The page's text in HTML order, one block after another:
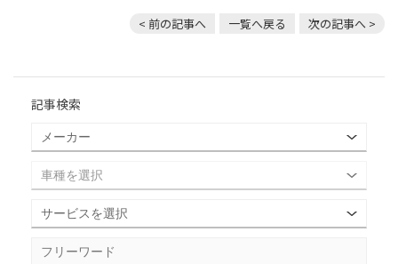
< 前の記事へ 一覧へ戻る 次の記事へ >
記事検索